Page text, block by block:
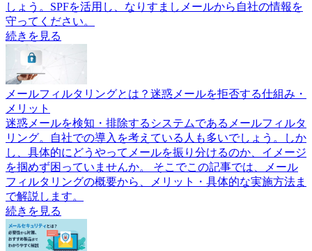
しょう。SPFを活用し、なりすましメールから自社の情報を
守ってください。
続きを見る
メールフィルタリングとは？迷惑メールを拒否する仕組み・
メリット
迷惑メールを検知・排除するシステムであるメールフィルタ
リング。自社での導入を考えている人も多いでしょう。しか
し、具体的にどうやってメールを振り分けるのか、イメージ
を掴めず困っていませんか。 そこでこの記事では、メール
フィルタリングの概要から、メリット・具体的な実施方法ま
で解説します。
続きを見る